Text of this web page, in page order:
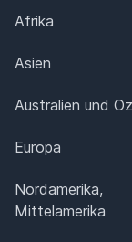
Afrika
Asien
Australien und
Europa
Nordamerika,
Mittelamerika